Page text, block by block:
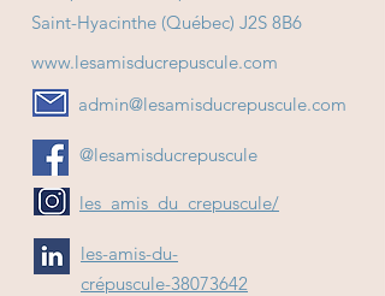
Saint-Hyacinthe (Québec) J2S 8B6
www.lesamisducrepuscule.com
admin@lesamisducrepuscule.com
@lesamisducrepuscule
les_amis_du_crepuscule/
les-amis-du-
crépuscule-38073642